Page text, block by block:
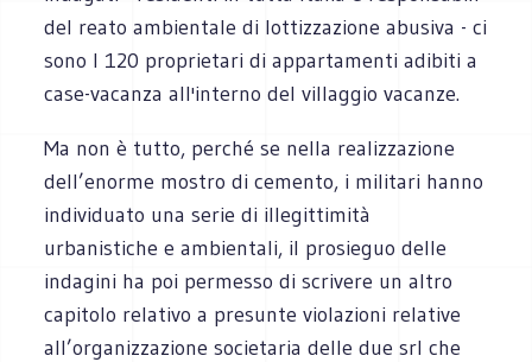
del reato ambientale di lottizzazione abusiva - ci
sono I 120 proprietari di appartamenti adibiti a
case-vacanza all'interno del villaggio vacanze.
Ma non è tutto, perché se nella realizzazione
dell’enorme mostro di cemento, i militari hanno
individuato una serie di illegittimità
urbanistiche e ambientali, il prosieguo delle
indagini ha poi permesso di scrivere un altro
capitolo relativo a presunte violazioni relative
all’organizzazione societaria delle due srl che